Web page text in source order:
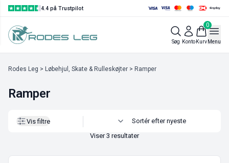
4.4 på Trustpilot
Søg Konto
0
KurvMenu
Vis filtre
Rodes Leg > Løbehjul, Skate & Rulleskøjter > Ramper
Ramper
Vis filtre
Viser 3 resultater